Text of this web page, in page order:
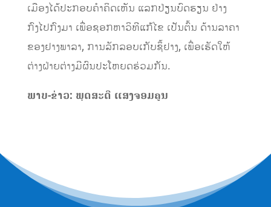
ເມືອງໄດ້ປະກອບຄໍາຄິດເຫັນ ແລກປ່ຽນບົດຮຽນ ຢ່າງ
ກົງໄປກົງມາ ເພື່ອຊອກຫາວິທີແກ້ໄຂ ເປັນຕົ້ນ ດ້ານລາຄາ
ຂອງຢາງພາລາ, ການລັກລອບເກັບຊຶ້ຢາງ, ເພື່ອເຮັດໃຫ້
ຕ່າງຝ່າຍຕ່າງມີຜົນປະໂຫຍດຮ່ວມກັນ.
ພາບ-ຂ່າວ: ພຸດສະດີ ແສງຈອມຄູນ